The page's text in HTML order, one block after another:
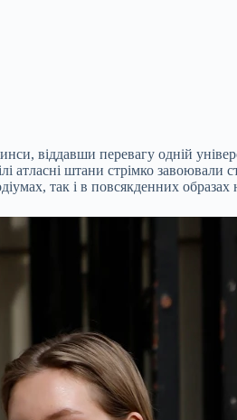
віддавши перевагу одній
атласні штани стрімко
так і в повсякденних